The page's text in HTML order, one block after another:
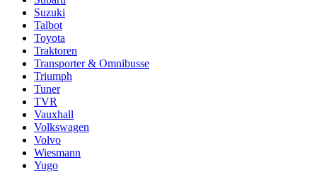
Suzuki
Talbot
Toyota
Traktoren
Transporter & Omnibusse
Triumph
Tuner
TVR
Vauxhall
Volkswagen
Volvo
Wiesmann
Yugo